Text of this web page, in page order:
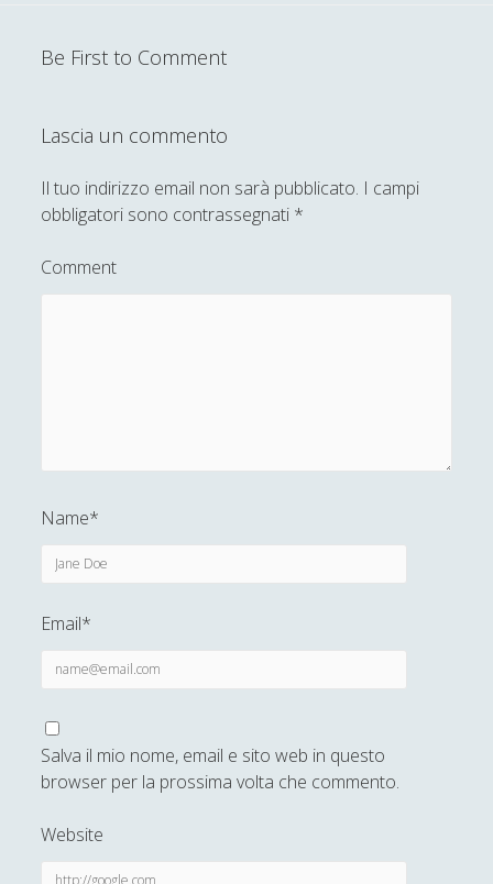
► I percorsi di SF2.0(7)
► Interviste (70)
► Itinerari(14)
Musica
► Scacchi(42)
► Venere in Cornice
ARTICOLI PER AUTORE
Alice Manzoni
Andrea Bardazzi
Andrea Corona
Andrea Mereu
Andrea Zeppi
Be First to Comment
Lascia un commento
Il tuo indirizzo email non sarà pubblicato. I campi
obbligatori sono contrassegnati *
Comment
Name*
Email*
Salva il mio nome, email e sito web in questo
browser per la prossima volta che commento.
Website